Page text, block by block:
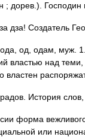
н ; дорев.).
дза! Создатель
од, одам, муж. 1.
над теми,
властен
История
форма
или